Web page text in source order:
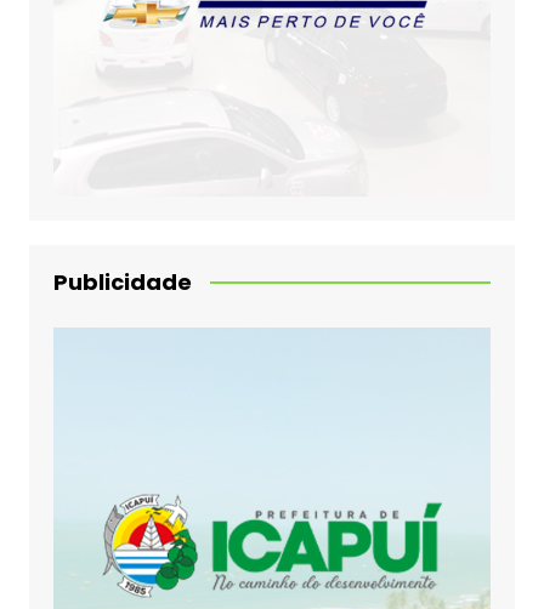
Publicidade